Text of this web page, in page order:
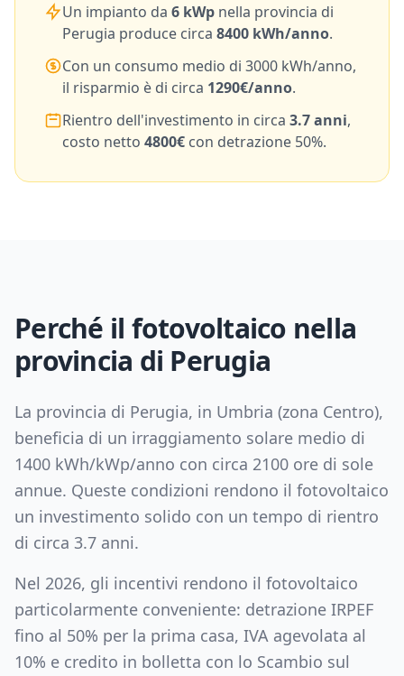
Un impianto da 6 kWp nella provincia di
Perugia produce circa 8400 kWh/anno.
Con un consumo medio di 3000 kWh/anno,
il risparmio è di circa 1290€/anno.
Rientro dell'investimento in circa 3.7anni,
costo netto 4800€ con detrazione 50%.
Perché il fotovoltaico nella
provincia di Perugia
La provincia di Perugia, in Umbria (zona Centro),
beneficia di un irraggiamento solare medio di
1400 kWh/kWp/anno con circa 2100 ore di sole
annue. Queste condizioni rendono il fotovoltaico
un investimento solido con un tempo di rientro
di circa 3.7 anni.
Nel 2026, gli incentivi rendono il fotovoltaico
particolarmente conveniente: detrazione IRPEF
fino al 50% per la prima casa, IVA agevolata al
10% e credito in bolletta con lo Scambio sul